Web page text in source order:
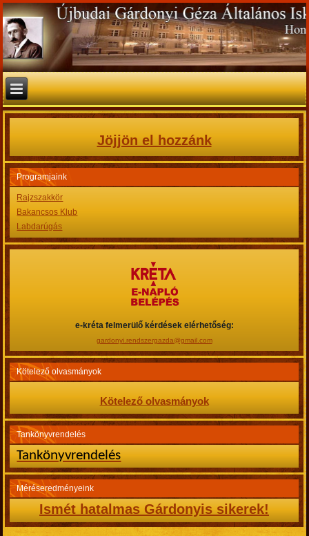
Jöjjön el hozzánk
Programjaink
Rajzszakkör
Bakancsos Klub
Labdarúgás
e-kréta felmerülő kérdések elérhetőség:
gardonyi.rendszergazda@gmail.com
Kötelező olvasmányok
Kötelező olvasmányok
Tankönyvrendelés
Tankönyvrendelés
Méréseredményeink
Ismét hatalmas Gárdonyis sikerek!